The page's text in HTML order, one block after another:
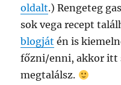
oldalt.) Rengeteg
sok vega recept
blogját én is
főzni/enni, akkor itt
megtalálsz.